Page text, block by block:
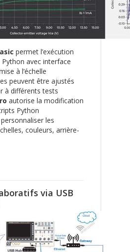
permet l’exécution
Python avec interface
à l’échelle
peuvent être ajustés
à différents tests
autorise la modification
Python
les
couleurs, arrière-
via USB